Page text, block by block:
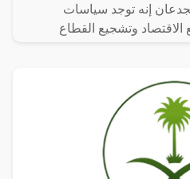
إنه توجد سياسات
الاقتصاد وتشجيع القطاع